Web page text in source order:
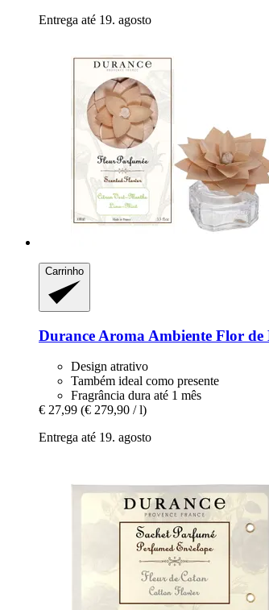
Entrega até 19. agosto
Carrinho
Durance Aroma Ambiente Flor
Design atrativo
Também ideal como presente
Fragrância dura até 1 mês
€ 27,99 (€ 279,90 / l)
Entrega até 19. agosto